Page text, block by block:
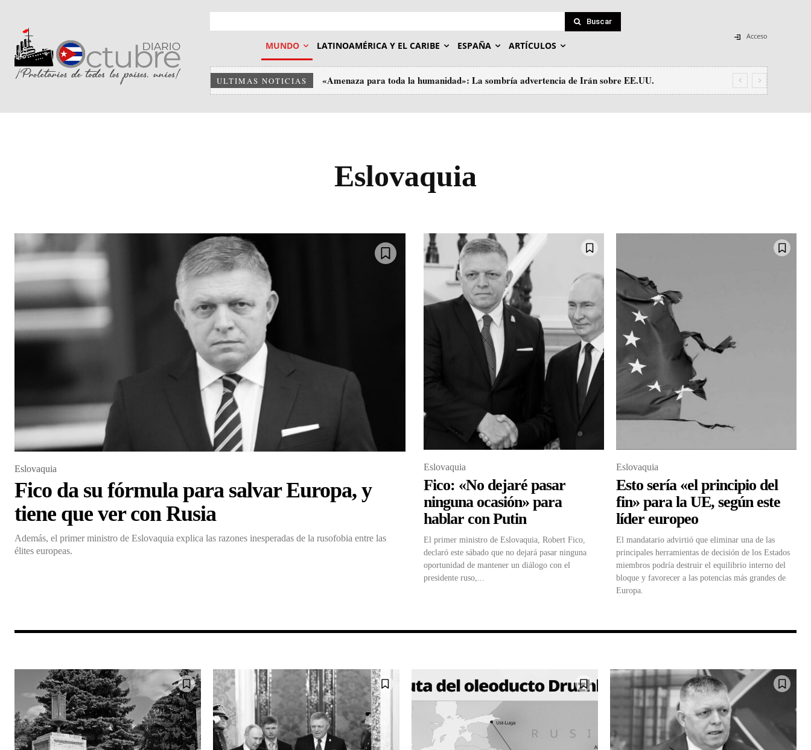
Buscar
MUNDO LATINOAMÉRICA Y EL CARIBE ESPAÑA ARTÍCULOS
Acceso
ULTIMAS NOTICIAS «Amenaza para toda la humanidad»: La sombría advertencia de Irán sobre EE.UU.
Eslovaquia
Eslovaquia
Fico da su fórmula para salvar Europa, y
tiene que ver con Rusia
Además, el primer ministro de Eslovaquia explica las razones inesperadas de la rusofobia entre las
élites europeas.
Eslovaquia
Fico: «No dejaré pasar
ninguna ocasión» para
hablar con Putin
El primer ministro de Eslovaquia, Robert Fico,
declaró este sábado que no dejará pasar ninguna
oportunidad de mantener un diálogo con el
presidente ruso,...
Eslovaquia
Esto sería «el principio del
fin» para la UE, según este
líder europeo
El mandatario advirtió que eliminar una de las
principales herramientas de decisión de los Estados
miembros podría destruir el equilibrio interno del
bloque y favorecer a las potencias más grandes de
Europa.